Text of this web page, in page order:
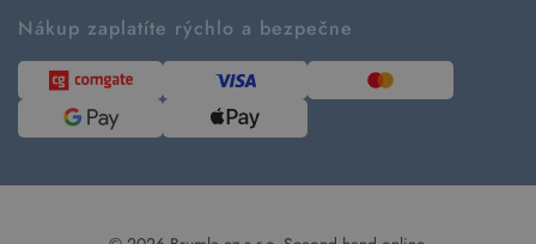
Kontakt
Blog
Pre médiá
Nákup zaplatíte rýchlo a bezpečne